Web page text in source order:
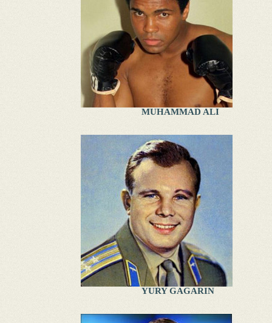
MUHAMMAD ALI
YURY GAGARIN